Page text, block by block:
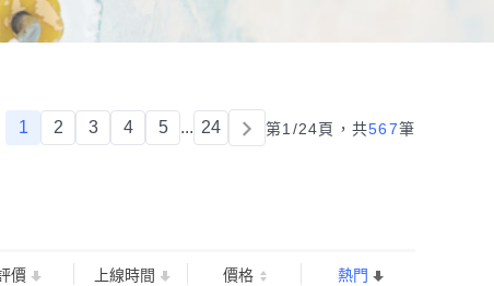
1 2 3 4 5 ... 24 第1/24頁， 共567筆
價 上線時間 價格 熱門